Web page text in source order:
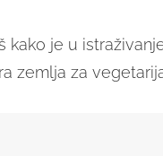
kako je u
zemlja za